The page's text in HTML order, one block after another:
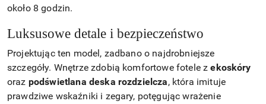
około 8 godzin.
Luksusowe detale i bezpieczeństwo
Projektując ten model, zadbano o najdrobniejsze
szczegóły. Wnętrze zdobią komfortowe fotele zekoskóry
oraz podświetlana deska rozdzielcza, która imituje
prawdziwe wskaźniki i zegary, potęgując wrażenie